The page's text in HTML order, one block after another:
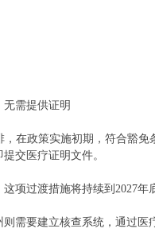
需提供证明
，在政策实施初期，符合豁免
交医疗证明文件。
项过渡措施将持续到2027年
则需要建立核查系统，通过医